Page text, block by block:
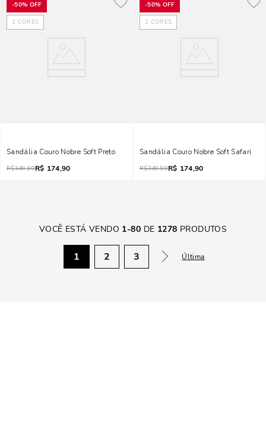
-50% OFF
2 CORES
Sandália Couro Nobre Soft Preto
R$349,90R$ 174,90
-50% OFF
2 CORES
Sandália Couro Nobre Soft Safari
R$349,90R$ 174,90
VOCÊ ESTÁ VENDO 1-80 DE 1278 PRODUTOS
1 2 3 Última